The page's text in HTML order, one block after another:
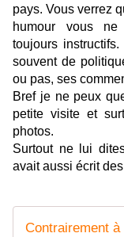
pays. Vous verrez
humour vous
toujours
souvent de
ou pas, ses
Bref je ne peux
petite visite et
photos.
Surtout ne lui
avait aussi écrit